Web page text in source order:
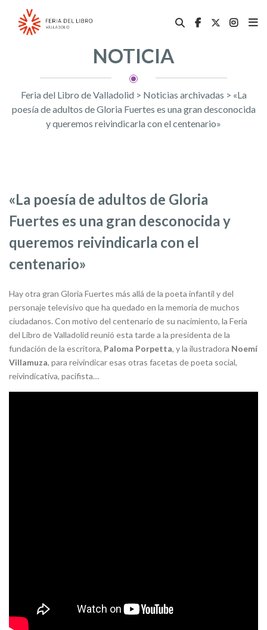
NOTICIA
Feria del Libro de Valladolid > Noticias archivadas > «La
poesía de adultos de Gloria Fuertes es una gran desconocida
y queremos reivindicarla con el centenario»
«La poesía de adultos de Gloria
Fuertes es una gran desconocida y
queremos reivindicarla con el
centenario»
Hay otra gran Gloria Fuertes más allá de la poeta infantil y del
personaje televisivo que ha quedado en la memoria de muchos
ciudadanos. Con motivo del centenario de su nacimiento, la Feria
del Libro de Valladolid reunió esta tarde a la presidenta de la
fundación de la escritora, Paloma Porpetta, y la ilustradora Noemí
Villamuza, para reivindicar esas otras facetas de poeta social,
reivindicativa, pacifista…